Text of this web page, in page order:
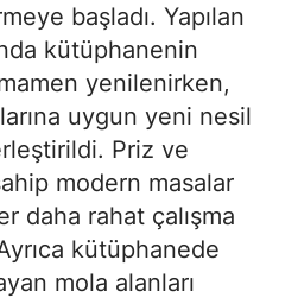
başladı. Yapılan
kütüphanenin
yenilenirken,
uygun yeni nesil
Priz ve
modern masalar
daha rahat çalışma
kütüphanede
mola alanları